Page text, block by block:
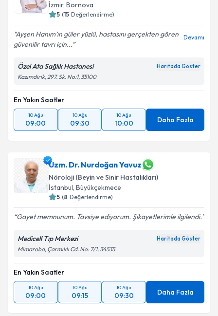
İzmir, Bornova
5 (15 Değerlendirme)
Ayşen Hanım’ın güler yüzlü, hastasını gerçekten gören
güvenilir tavrı için...
Devamı
Özel Ata Sağlık Hastanesi Haritada Göster
Kazımdirik, 297. Sk. No:1, 35100
En Yakın Saatler
10 Ağu
09:00
10 Ağu
09:30
10 Ağu
10:00 Daha Fazla
Uzm. Dr. Nurdoğan Yavuz
Nöroloji (Beyin ve Sinir Hastalıkları)
İstanbul, Büyükçekmece
5 (8 Değerlendirme)
Gayet memnunum. Tavsiye ediyorum. Şikayetlerimle ilgilendi.
Medicell Tıp Merkezi Haritada Göster
Mimaroba, Çarmıklı Cd. No: 7/1, 34535
En Yakın Saatler
10 Ağu
09:00
10 Ağu
09:15
10 Ağu
09:30 Daha Fazla